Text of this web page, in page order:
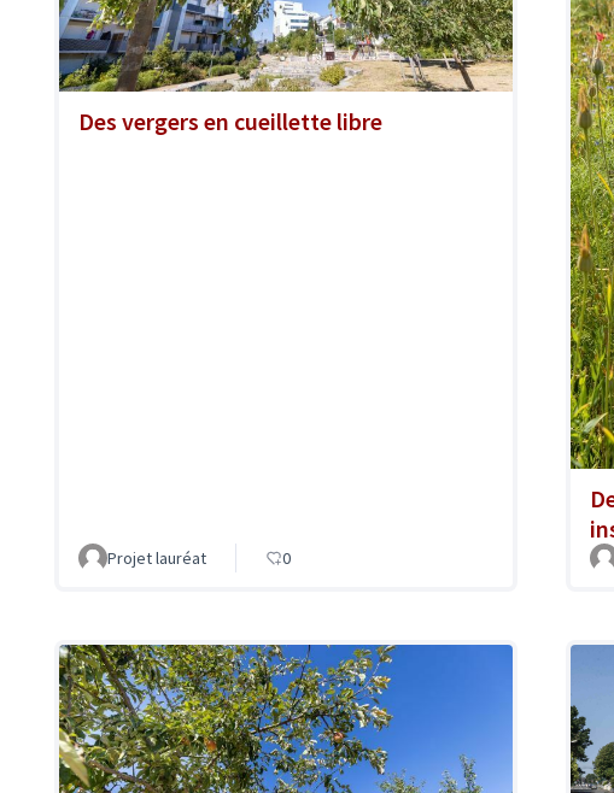
Des vergers en cueillette libre
Projet lauréat 0